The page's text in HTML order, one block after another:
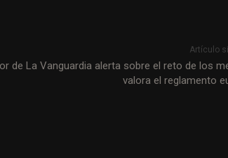
Artículo
de La Vanguardia alerta sobre el reto de los
valora el reglamento